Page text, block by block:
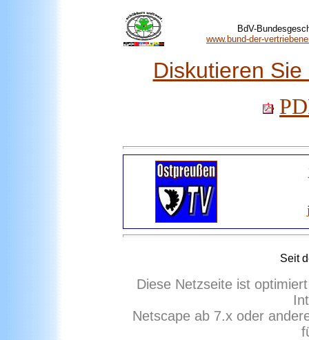
BdV-
www.bund-der-
Diskutieren
Seit
Diese Netzseite ist
Netscape ab 7.x oder